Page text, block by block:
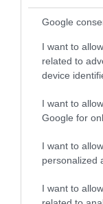
Google
I want to
related to
device
I want to
Google for
I want to
personalized
I want to